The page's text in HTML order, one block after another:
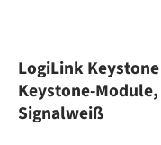
LogiLink
Keystone-
Signalweiß